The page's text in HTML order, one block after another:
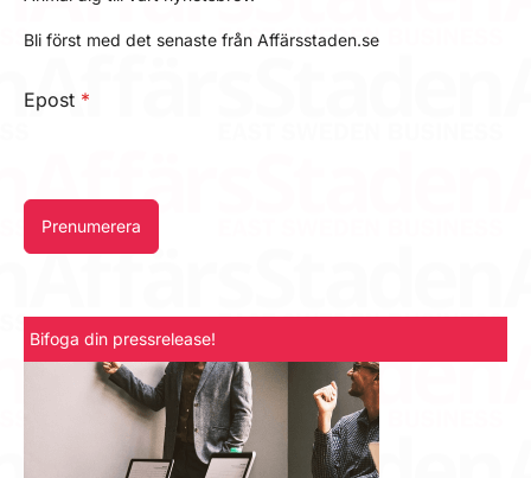
Bli först med det senaste från Affärsstaden.se
Epost *
Prenumerera
Bifoga din pressrelease!